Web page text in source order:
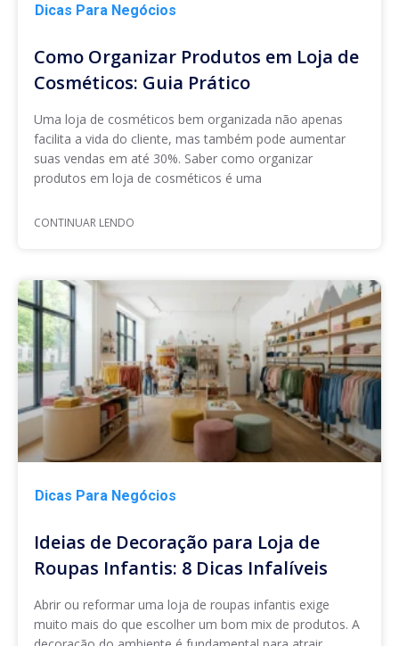
Dicas Para Negócios
Como Organizar Produtos em Loja de
Cosméticos: Guia Prático
Uma loja de cosméticos bem organizada não apenas
facilita a vida do cliente, mas também pode aumentar
suas vendas em até 30%. Saber como organizar
produtos em loja de cosméticos é uma
CONTINUAR LENDO
Dicas Para Negócios
Ideias de Decoração para Loja de
Roupas Infantis: 8 Dicas Infalíveis
Abrir ou reformar uma loja de roupas infantis exige
muito mais do que escolher um bom mix de produtos. A